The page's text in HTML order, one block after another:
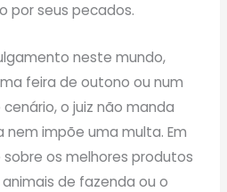
por seus pecados.
neste mundo,
feira de outono ou num
o juiz não manda
impõe uma multa. Em
sobre os melhores produtos
de fazenda ou o